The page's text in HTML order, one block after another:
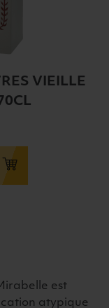
VIEILLE
est
atypique